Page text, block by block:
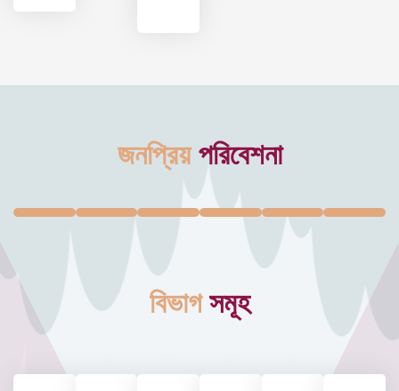
জনপ্রিয় পরিবেশনা
বিভাগ সমূহ